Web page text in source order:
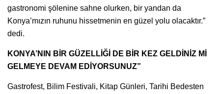
gastronomi şölenine sahne olurken, bir yandan da
Konya’mızın ruhunu hissetmenin en güzel yolu olacaktır.”
dedi.
KONYA’NIN BİR GÜZELLİĞİ DE BİR KEZ GELDİNİZ Mİ
GELMEYE DEVAM EDİYORSUNUZ”
Gastrofest, Bilim Festivali, Kitap Günleri, Tarihi Bedesten